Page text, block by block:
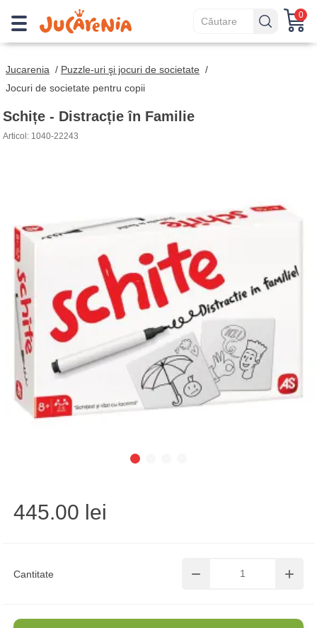
0
Jucarenia / Puzzle-uri şi jocuri de societate /
Jocuri de societate pentru copii
Schițe - Distracție în Familie
Articol: 1040-22243
Cantitate
445.00 lei